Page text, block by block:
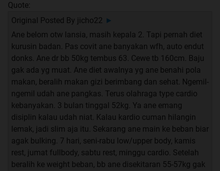
Quote:
Original Posted By jicho22 ►
Ane belom otw lansia, masih kepala 2. Tapi pernah diet
kurusin badan. Pas covit ane banyakan wfh, auto endut
donks. Ane dr bb 50kg tembus 63. Cewe tb 160cm. Baju
gak ada yg muat. Ane diet awalnya yg ane benahi pola
makan, beralih makan gizi berimbang dan sehat. Ngemil-
ngemil udah ane pangkas. Terus olahraga type cardio
kebanyakan. 3 bulan tinggal 52kg. Ya ane emang
disiplin kalau udah niat. Kalau kardio cuman hilangin
lemak, jadi slim aja itu. Sekarang ane main ke beban biar
agak bulking. 7 hari, seni-rabu low/upper body, kamis
rest, jumat fullbody, sabtu rest, minggu cardio. Setelah
beralih ke weight beban, bb ane disekitaran 55-57kg gak